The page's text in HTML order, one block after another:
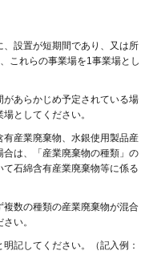
、設置が短期間であり、又は所
これらの事業場を1事業場とし
があらかじめ予定されている場
としてください。
有産業廃棄物、水銀使用製品産
は、「産業廃棄物の種類」の
石綿含有産業廃棄物等に係る
複数の種類の産業廃棄物が混合
い。
記してください。（記入例：